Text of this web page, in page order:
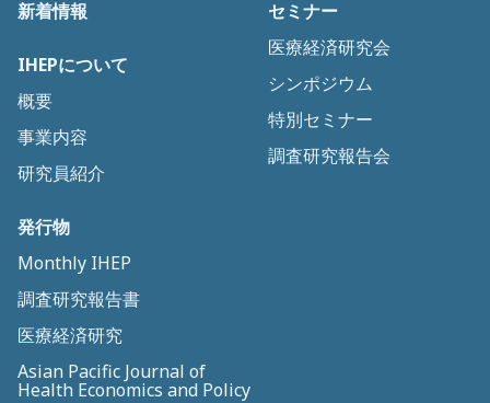
新着情報
IHEPについて
概要
事業内容
研究員紹介
セミナー
医療経済研究会
シンポジウム
特別セミナー
調査研究報告会
発行物
Monthly IHEP
調査研究報告書
医療経済研究
Asian Pacific Journal of
Health Economics and Policy